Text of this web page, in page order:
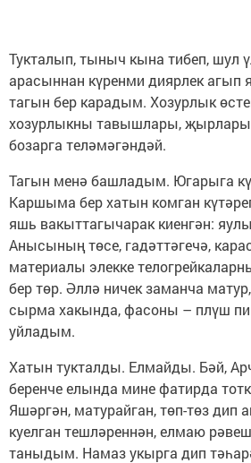
Тукталып, тыныч кына тибеп, шул
арасыннан күренми диярлек агып
тагын бер карадым. Хозурлык
хозурлыкны тавышлары, җырлары
бозарга теләмәгәндәй.
Тагын менә башладым. Югарыга
Каршыма бер хатын комган
яшь вакыттагычарак киенгән:
Анысының төсе, гадәттәгечә,
материалы элекке
бер төр. Әллә ничек заманча
сырма хакында, фасоны – плүш
уйладым.
Хатын тукталды. Елмайды. Бәй,
беренче елында мине фатирда
Яшәргән, матурайган, төп-төз
куелган тешләреннән, елмаю
таныдым. Намаз укырга дип